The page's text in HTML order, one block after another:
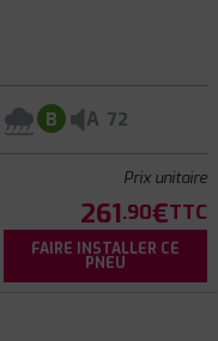
B A 72
Prix unitaire
261.90€TTC
FAIRE INSTALLER CE
PNEU